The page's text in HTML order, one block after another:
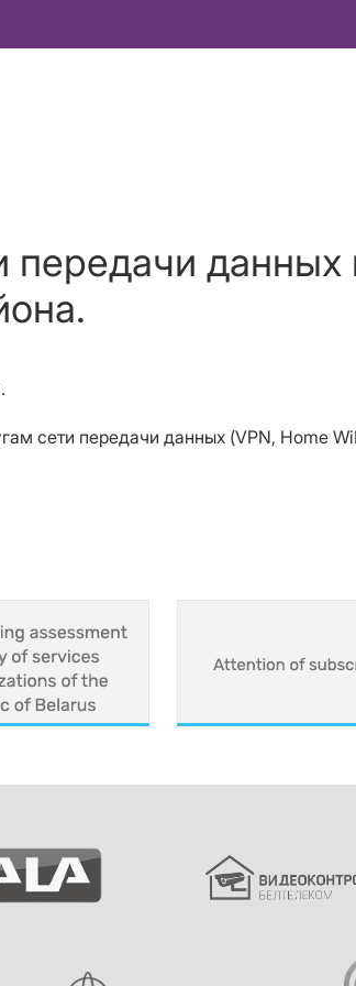
данных
сети передачи данных (VPN, Home